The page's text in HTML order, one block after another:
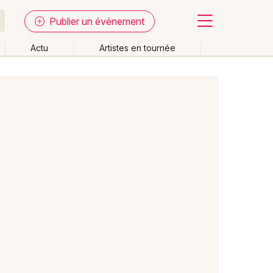
Publier un événement
Actu Artistes en tournée